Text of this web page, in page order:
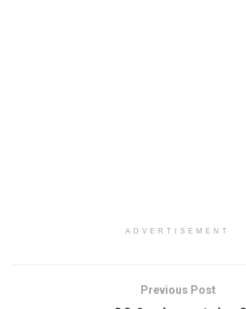
ADVERTISEMENT
Previous Post